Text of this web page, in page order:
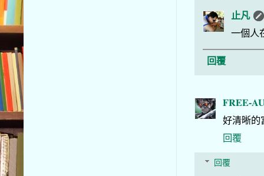
止凡
一個人
回覆
FREE-
好清晰的
回覆
回覆